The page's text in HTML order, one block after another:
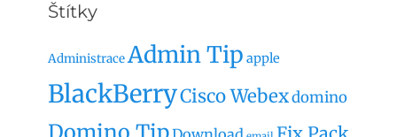
Štítky
AdministraceAdmin Tip apple
BlackBerryCisco Webexdomino